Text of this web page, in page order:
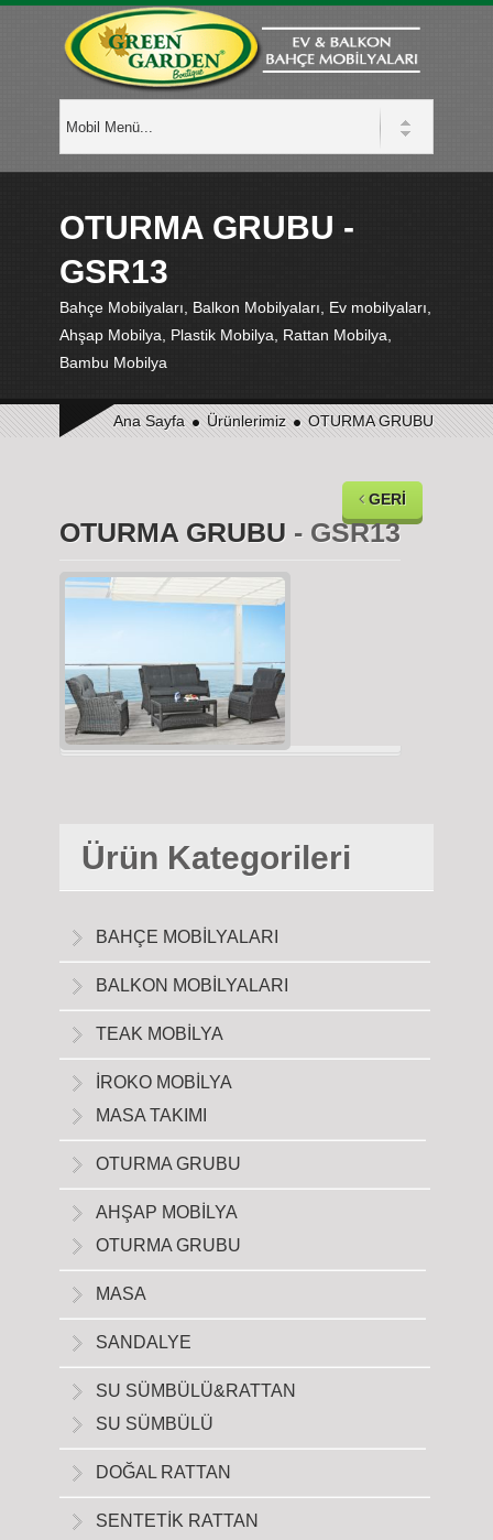
OTURMA GRUBU -
GSR13
Bahçe Mobilyaları, Balkon Mobilyaları, Ev mobilyaları,
Ahşap Mobilya, Plastik Mobilya, Rattan Mobilya,
Bambu Mobilya
Ana Sayfa Ürünlerimiz OTURMA GRUBU
GERİ
OTURMA GRUBU - GSR13
Ürün Kategorileri
BAHÇE MOBİLYALARI
BALKON MOBİLYALARI
TEAK MOBİLYA
İROKO MOBİLYA
MASA TAKIMI
OTURMA GRUBU
AHŞAP MOBİLYA
OTURMA GRUBU
MASA
SANDALYE
SU SÜMBÜLÜ&RATTAN
SU SÜMBÜLÜ
DOĞAL RATTAN
SENTETİK RATTAN